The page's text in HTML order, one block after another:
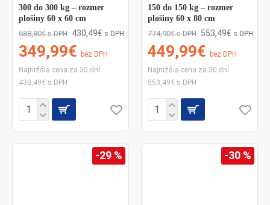
300 do 300 kg – rozmer
plošiny 60 x 60 cm
430,49€ s DPH
688,80€s DPH
349,99€
bez DPH
Najnižšia cena za 30 dní:
430,49€ s DPH
150 do 150 kg – rozmer
plošiny 60 x 80 cm
553,49€ s DPH
774,90€s DPH
449,99€
bez DPH
Najnižšia cena za 30 dní:
553,49€ s DPH
-29 % -30 %